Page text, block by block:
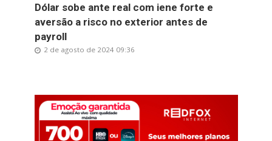
Dólar sobe ante real com iene forte e
aversão a risco no exterior antes de
payroll
2 de agosto de 2024 09:36